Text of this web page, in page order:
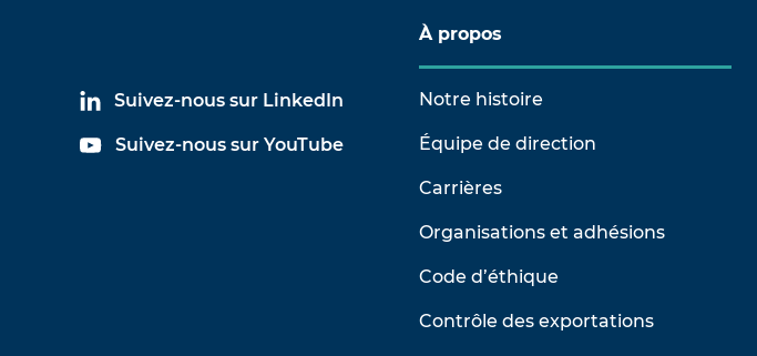
Suivez-nous sur LinkedIn
Suivez-nous sur YouTube
À propos
Notre histoire
Équipe de direction
Carrières
Organisations et adhésions
Code d’éthique
Contrôle des exportations